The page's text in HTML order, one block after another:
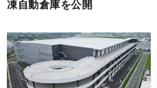
凍自動倉庫を公開